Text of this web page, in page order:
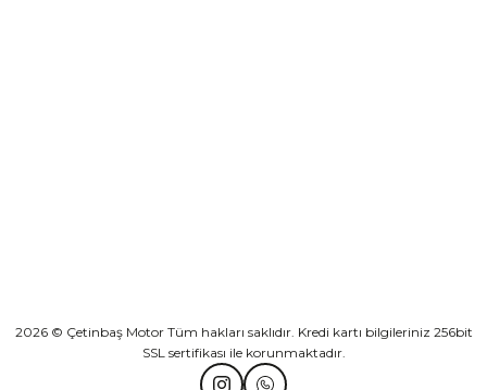
TVS Wego Kilit Seti Mondial Turismo 50 Kaporta Seti Sarı
2026 © Çetinbaş Motor Tüm hakları saklıdır. Kredi kartı bilgileriniz 256bit
SSL sertifikası ile korunmaktadır.